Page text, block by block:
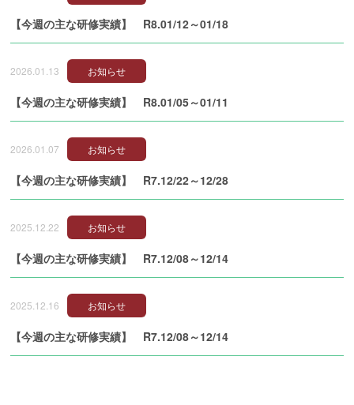
【今週の主な研修実績】 R8.01/12～01/18
2026.01.13 お知らせ
【今週の主な研修実績】 R8.01/05～01/11
2026.01.07 お知らせ
【今週の主な研修実績】 R7.12/22～12/28
2025.12.22 お知らせ
【今週の主な研修実績】 R7.12/08～12/14
2025.12.16 お知らせ
【今週の主な研修実績】 R7.12/08～12/14